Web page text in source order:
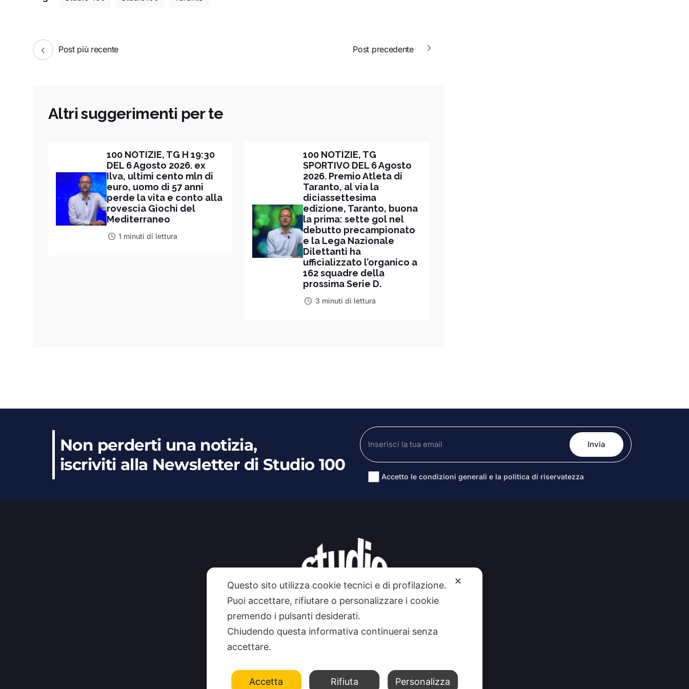
Post più recente Post precedente
Altri suggerimenti per te
100 NOTIZIE, TG H 19:30
DEL 6 Agosto 2026. ex
Ilva, ultimi cento mln di
euro, uomo di 57 anni
perde la vita e conto alla
rovescia Giochi del
Mediterraneo
1 minuti di lettura
100 NOTIZIE, TG
SPORTIVO DEL 6 Agosto
2026. Premio Atleta di
Taranto, al via la
diciassettesima
edizione, Taranto, buona
la prima: sette gol nel
debutto precampionato
e la Lega Nazionale
Dilettanti ha
ufficializzato l’organico a
162 squadre della
prossima Serie D.
3 minuti di lettura
Non perderti una notizia,
iscriviti alla Newsletter di Studio 100
Accetto le condizioni generali e la politica di riservatezza
✕
Questo sito utilizza cookie tecnici e di profilazione.
Puoi accettare, rifiutare o personalizzare i cookie
premendo i pulsanti desiderati.
Chiudendo questa informativa continuerai senza
accettare.
Accetta Rifiuta Personalizza